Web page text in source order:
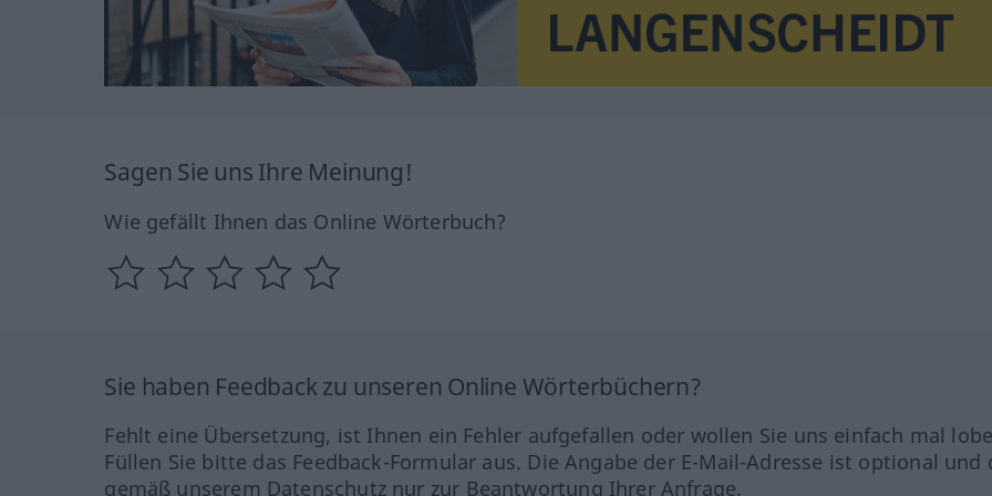
Sagen Sie uns Ihre Meinung!
Wie gefällt Ihnen das Online Wörterbuch?
Sie haben Feedback zu unseren Online Wörterbüchern?
Fehlt eine Übersetzung, ist Ihnen ein Fehler aufgefallen oder wollen Sie uns einfach mal
Füllen Sie bitte das Feedback-Formular aus. Die Angabe der E-Mail-Adresse ist optional und
gemäß unserem Datenschutz nur zur Beantwortung Ihrer Anfrage.